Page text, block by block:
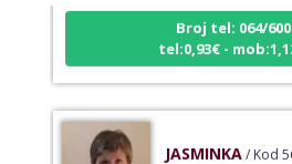
Broj tel: 064/
tel:0,93€ -